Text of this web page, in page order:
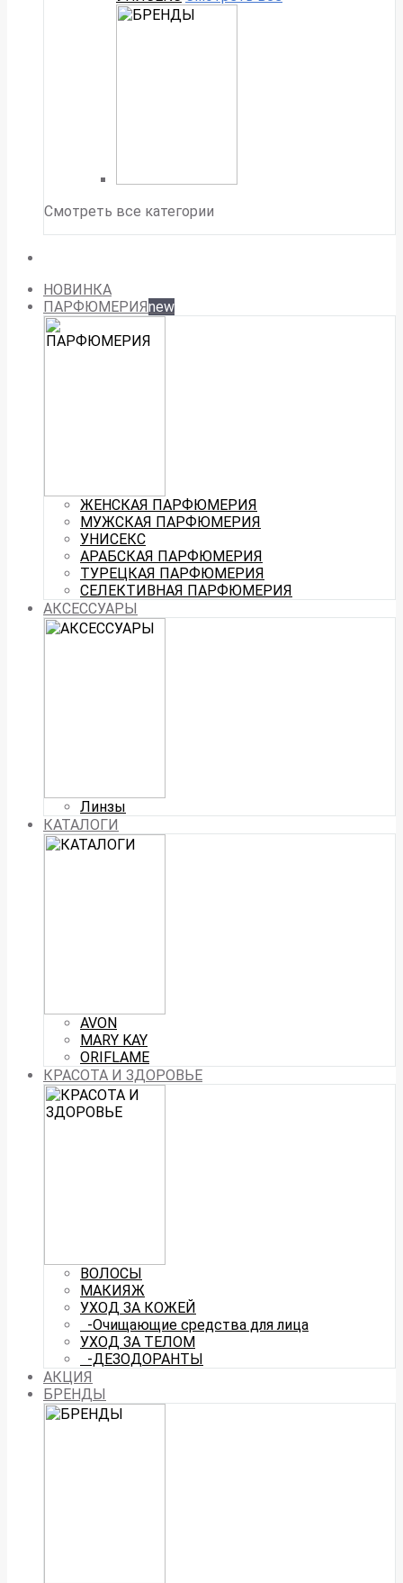
Смотреть все категории
НОВИНКА
ПАРФЮМЕРИЯnew
ЖЕНСКАЯ ПАРФЮМЕРИЯ
МУЖСКАЯ ПАРФЮМЕРИЯ
УНИСЕКС
АРАБСКАЯ ПАРФЮМЕРИЯ
ТУРЕЦКАЯ ПАРФЮМЕРИЯ
СЕЛЕКТИВНАЯ ПАРФЮМЕРИЯ
АКСЕССУАРЫ
Линзы
КАТАЛОГИ
AVON
MARY KAY
ORIFLAME
КРАСОТА И ЗДОРОВЬЕ
ВОЛОСЫ
МАКИЯЖ
УХОД ЗА КОЖЕЙ
-Очищающие средства для лица
УХОД ЗА ТЕЛОМ
-ДЕЗОДОРАНТЫ
АКЦИЯ
БРЕНДЫ